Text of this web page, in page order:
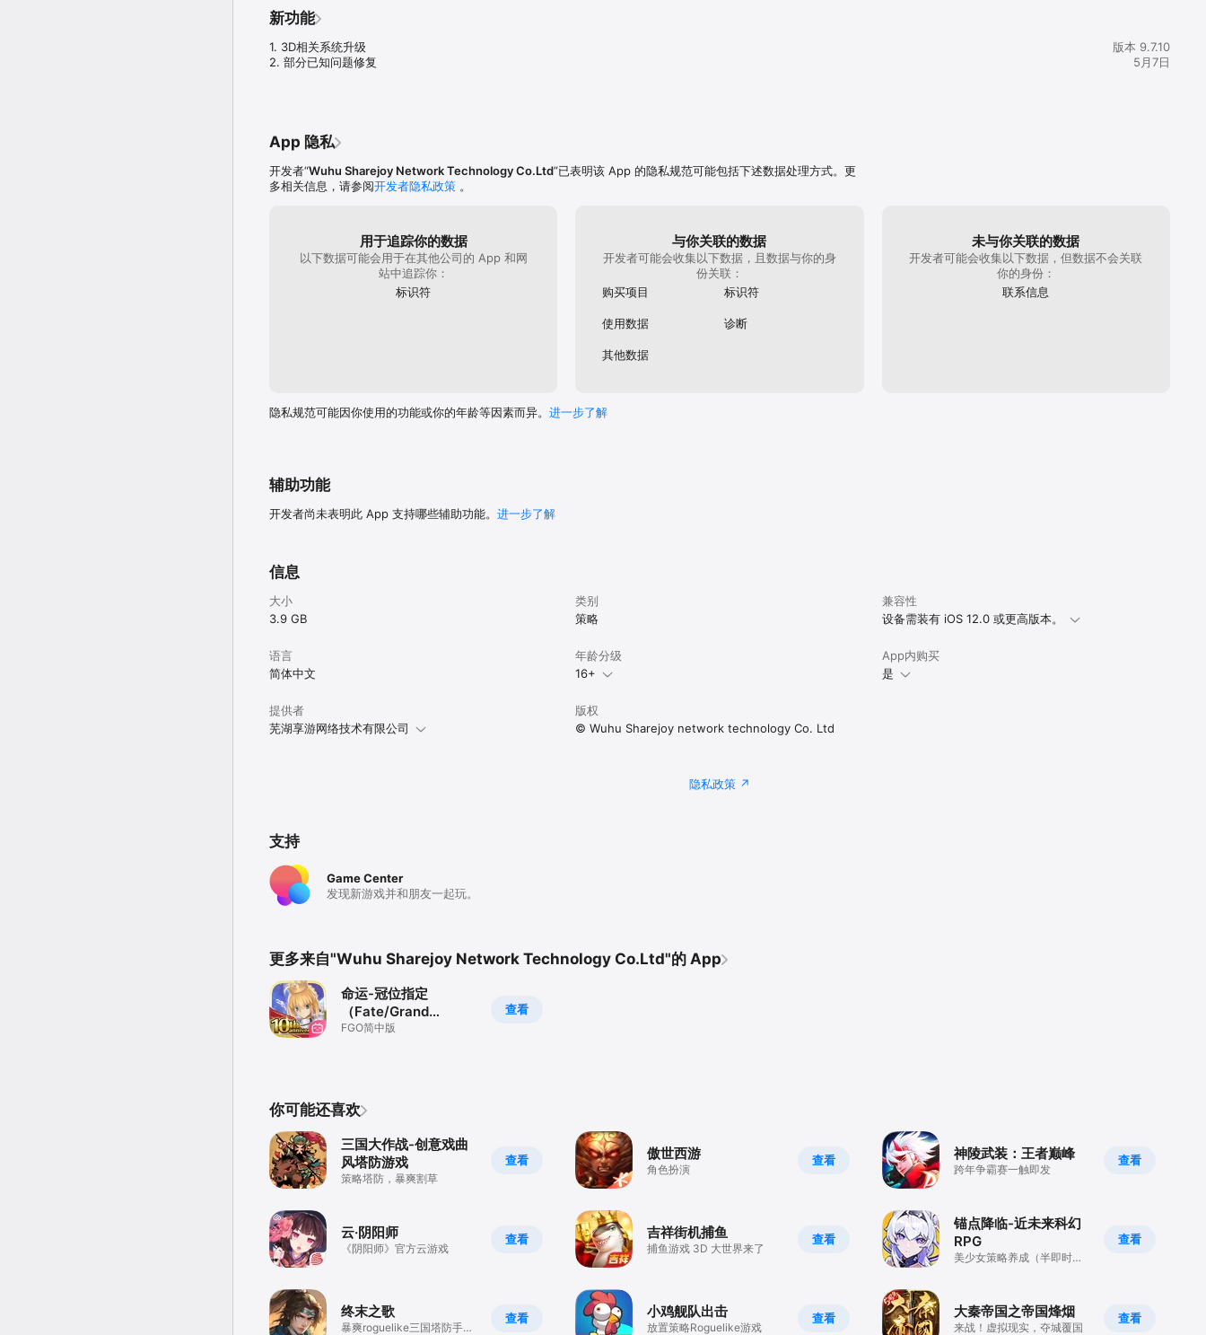
很多可玩性和需要的素材也更好的满足了像我这样老玩家的需求也成为了我写
这篇评价的动力。最后希望给游戏的平衡团队提一些今后的方向，这一次对齐
柏林的加强真的是迫切需要的，我一直觉得很多老的船和历史上的名舰需要一
些调整。举个例子，欧根亲王作为开服的德国肉巡这么多年就一个盾牌还为此
牺牲了大部分的输出，而现在的新船都有盾不说还有提升输出的技能。考虑到
法略显单调。俾斯麦更夸张，从游戏剧情设定和历史的角度还有开局视频的压
迫感都让很多人觉得苦等多年后她就是第一个建造彩皮船，结果无论是属性还
样希这些历史名舰能获得一些反应她们历史中特色的要素吧。我觉得平衡团队
可以考虑一下改动因为这些船比较老或者有名，比较还原历史特色的改动或者
新功能
1. 3D相关系统升级
2. 部分已知问题修复
版本 9.7.10
5月7日
App 隐私
开发者“Wuhu Sharejoy Network Technology Co.Ltd”已表明该 App 的隐私规范可能包括下述数据处理方式。更
多相关信息，请参阅开发者隐私政策 。
用于追踪你的数据
以下数据可能会用于在其他公司的 App 和网
站中追踪你：
标识符
与你关联的数据
开发者可能会收集以下数据，且数据与你的身
份关联：
购买项目
标识符
使用数据 诊断
其他数据
未与你关联的数据
开发者可能会收集以下数据，但数据不会关联
你的身份：
联系信息
隐私规范可能因你使用的功能或你的年龄等因素而异。 进一步了解
辅助功能
开发者尚未表明此 App 支持哪些辅助功能。 进一步了解
信息
大小
3.9 GB
类别
策略
兼容性
设备需装有 iOS 12.0 或更高版本。
语言
简体中文
年龄分级
16+
App内购买
是
提供者
芜湖享游网络技术有限公司
版权
© Wuhu Sharejoy network technology Co. Ltd
隐私政策
支持
Game Center
发现新游戏并和朋友一起玩。
更多来自"Wuhu Sharejoy Network Technology Co.Ltd"的 App
查看
命运-冠位指定
（Fate/Grand
Order）
FGO简中版
你可能还喜欢
查看
三国大作战-创意戏曲
风塔防游戏
策略塔防，暴爽割草
查看
云·阴阳师
《阴阳师》官方云游戏
查看
终末之歌
暴爽roguelike三国塔防手
查看
傲世西游
角色扮演
查看
吉祥街机捕鱼
捕鱼游戏 3D 大世界来了
查看
小鸡舰队出击
放置策略Roguelike游戏
查看
神陵武装：王者巅峰
跨年争霸赛一触即发
查看
锚点降临-近未来科幻
RPG
美少女策略养成（半即时战
查看
大秦帝国之帝国烽烟
来战！虚拟现实，夺城覆国